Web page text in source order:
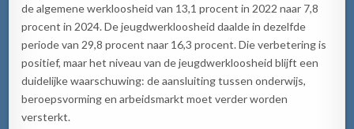
de algemene werkloosheid van 13,1 procent in 2022 naar 7,8
procent in 2024. De jeugdwerkloosheid daalde in dezelfde
periode van 29,8 procent naar 16,3 procent. Die verbetering is
positief, maar het niveau van de jeugdwerkloosheid blijft een
duidelijke waarschuwing: de aansluiting tussen onderwijs,
beroepsvorming en arbeidsmarkt moet verder worden
versterkt.